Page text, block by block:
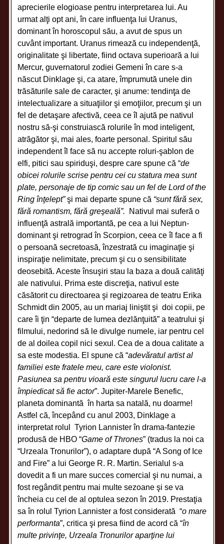
aprecierile elogioase pentru interpretarea lui. Au
urmat alţi opt ani, în care influenţa lui Uranus,
dominant în horoscopul său, a avut de spus un
cuvânt important. Uranus rimează cu independenţă,
originalitate şi libertate, fiind octava superioară a lui
Mercur, guvernatorul zodiei Gemeni în care s-a
născut Dinklage şi, ca atare, împrumută unele din
trăsăturile sale de caracter, şi anume: tendinţa de
intelectualizare a situaţiilor şi emoţiilor, precum şi un
fel de detaşare afectivă, ceea ce îl ajută pe nativul
nostru să-şi construiască rolurile în mod inteligent,
atrăgător şi, mai ales, foarte personal. Spiritul său
independent îl face să nu accepte roluri-şablon de
elfi, pitici sau spiriduşi, despre care spune că “de
obicei rolurile scrise pentru cei cu statura mea sunt
plate, personaje de tip comic sau un fel de Lord of the
Ring înţelept”şi mai departe spune că “sunt fără sex,
fără romantism, fără greşeală”.
Nativul mai suferă o
influenţă astrală importantă, pe cea a lui Neptun-
dominant şi retrograd în Scorpion, ceea ce îl face a fi
o persoană secretoasă, înzestrată cu imaginaţie şi
inspiraţie nelimitate, precum şi cu o sensibilitate
deosebită. Aceste însuşiri stau la baza a două calităţi
ale nativului. Prima este discreţia, nativul este
căsătorit cu directoarea şi regizoarea de teatru Erika
Schmidt din 2005, au un mariaj liniştit şi doi copii, pe
care îi ţin “departe de lumea dezlănţuită” a teatrului şi
filmului, nedorind să le divulge numele, iar pentru cel
de al doilea copil nici sexul. Cea de a doua calitate a
sa este modestia. El spune că “adevăratul artist al
familiei este fratele meu, care este violonist.
Pasiunea sa pentru vioară este singurul lucru care l-a
împiedicat să fie actor”. Jupiter-Marele Benefic,
planeta dominantă în harta sa natală, nu doarme!
Astfel că, începând cu anul 2003, Dinklage a
interpretat rolul Tyrion Lannister în drama-fantezie
produsă de HBO “Game of Thrones” (tradus la noi ca
“Urzeala Tronurilor”), o adaptare după “A Song of Ice
and Fire” a lui George R. R. Martin. Serialul s-a
dovedit a fi un mare succes comercial şi nu numai, a
fost regândit pentru mai multe sezoane şi se va
încheia cu cel de al optulea sezon în 2019. Prestaţia
sa în rolul Tyrion Lannister a fost considerată “o mare
performanta”, critica şi presa fiind de acord că “în
multe privinţe, Urzeala Tronurilor aparţine lui